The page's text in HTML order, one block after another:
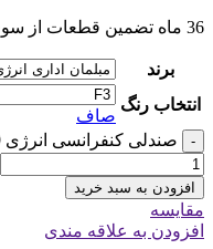
36 ماه تضمین قطعات از سوی بیمه ایران
برند
انتخاب رنگ
صاف
- صندلی کنفرانسی انرژی C709 عدد
افزودن به سبد خرید
مقایسه
افزودن به علاقه مندی